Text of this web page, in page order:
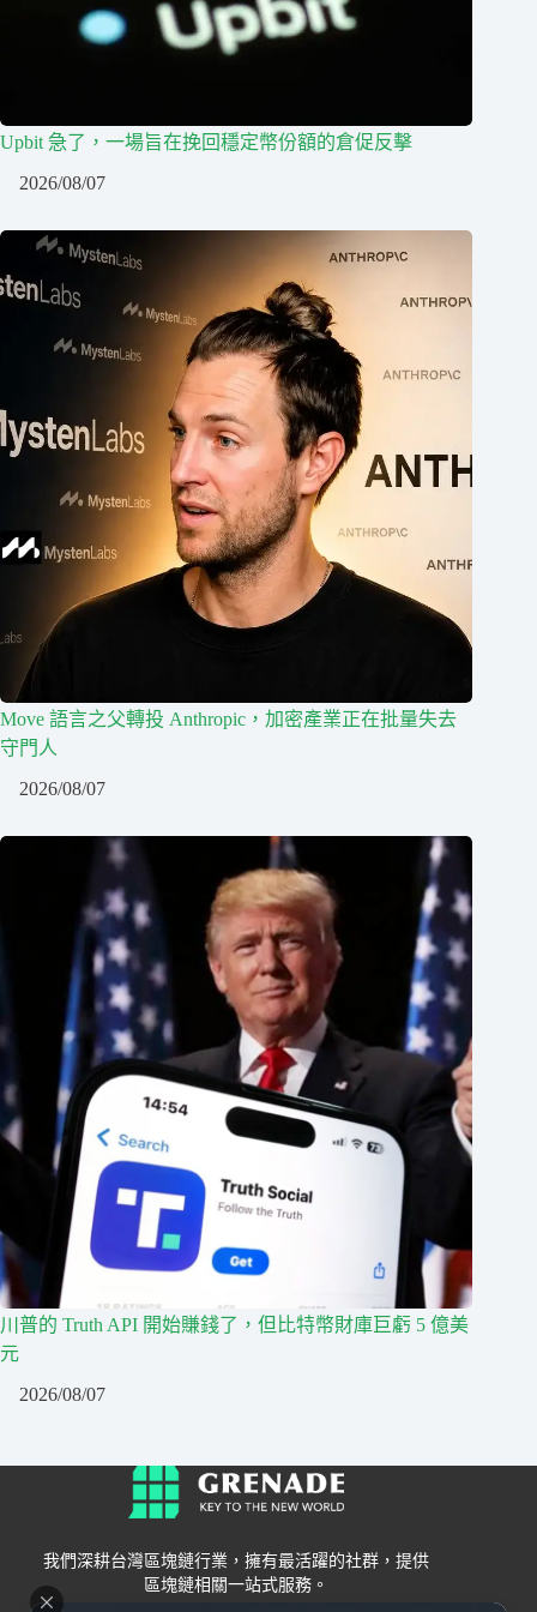
Upbit 急了，一場旨在挽回穩定幣份額的倉促反擊
2026/08/07
Move 語言之父轉投 Anthropic，加密產業正在批量失去
守門人
2026/08/07
川普的 Truth API 開始賺錢了，但比特幣財庫巨虧 5 億美
元
2026/08/07
我們深耕台灣區塊鏈行業，擁有最活躍的社群，提供
區塊鏈相關一站式服務。